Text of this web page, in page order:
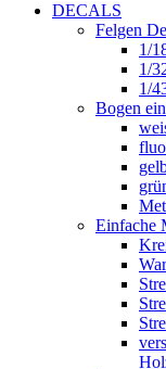
DECALS
Felgen
1/
1/
1/
Bogen
Einfache